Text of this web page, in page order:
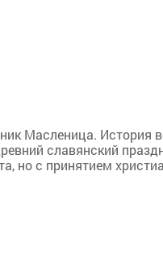
Масленица. История
славянский
но с принятием